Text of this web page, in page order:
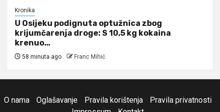
Kronika
U Osijeku podignuta optužnica zbog
krijumčarenja droge: S 10,5 kg kokaina
krenuo…
58 minuta ago Franc Mihić
O nama Oglašavanje Pravila korištenja
Pravila privatnosti